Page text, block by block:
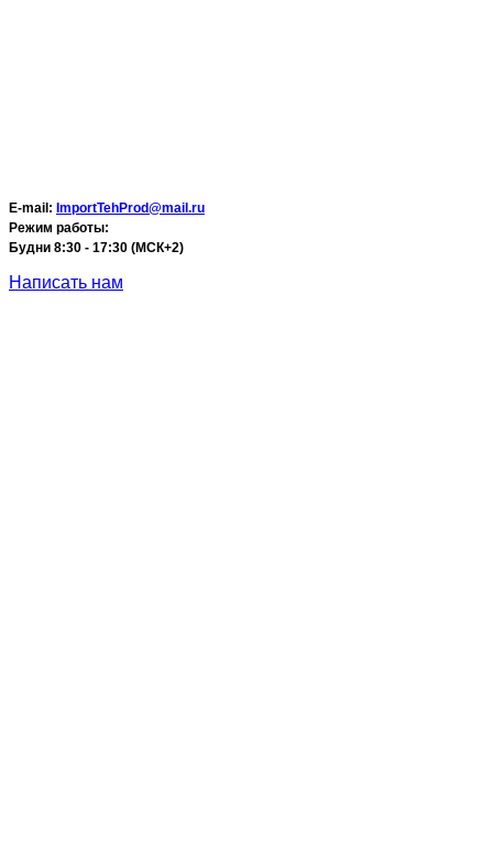
E-mail: ImportTehProd@mail.ru
Режим работы:
Будни 8:30 - 17:30 (МСК+2)
Написать нам